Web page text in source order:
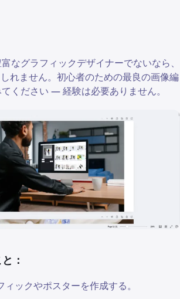
なグラフィックデザイナーでないなら、
れません。初心者のための最良の画像編
ください — 経験は必要ありません。
：
ックやポスターを作成する。